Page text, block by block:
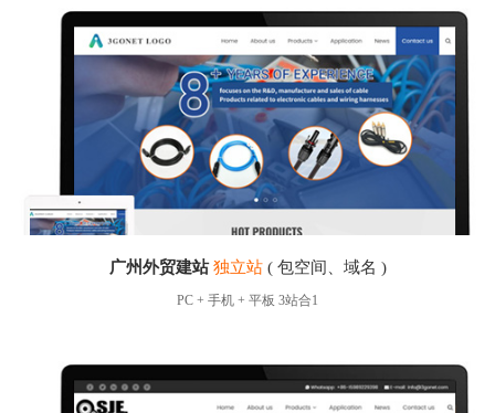
广州外贸建站 独立站( 包空间、域名 )
PC + 手机 + 平板 3站合1